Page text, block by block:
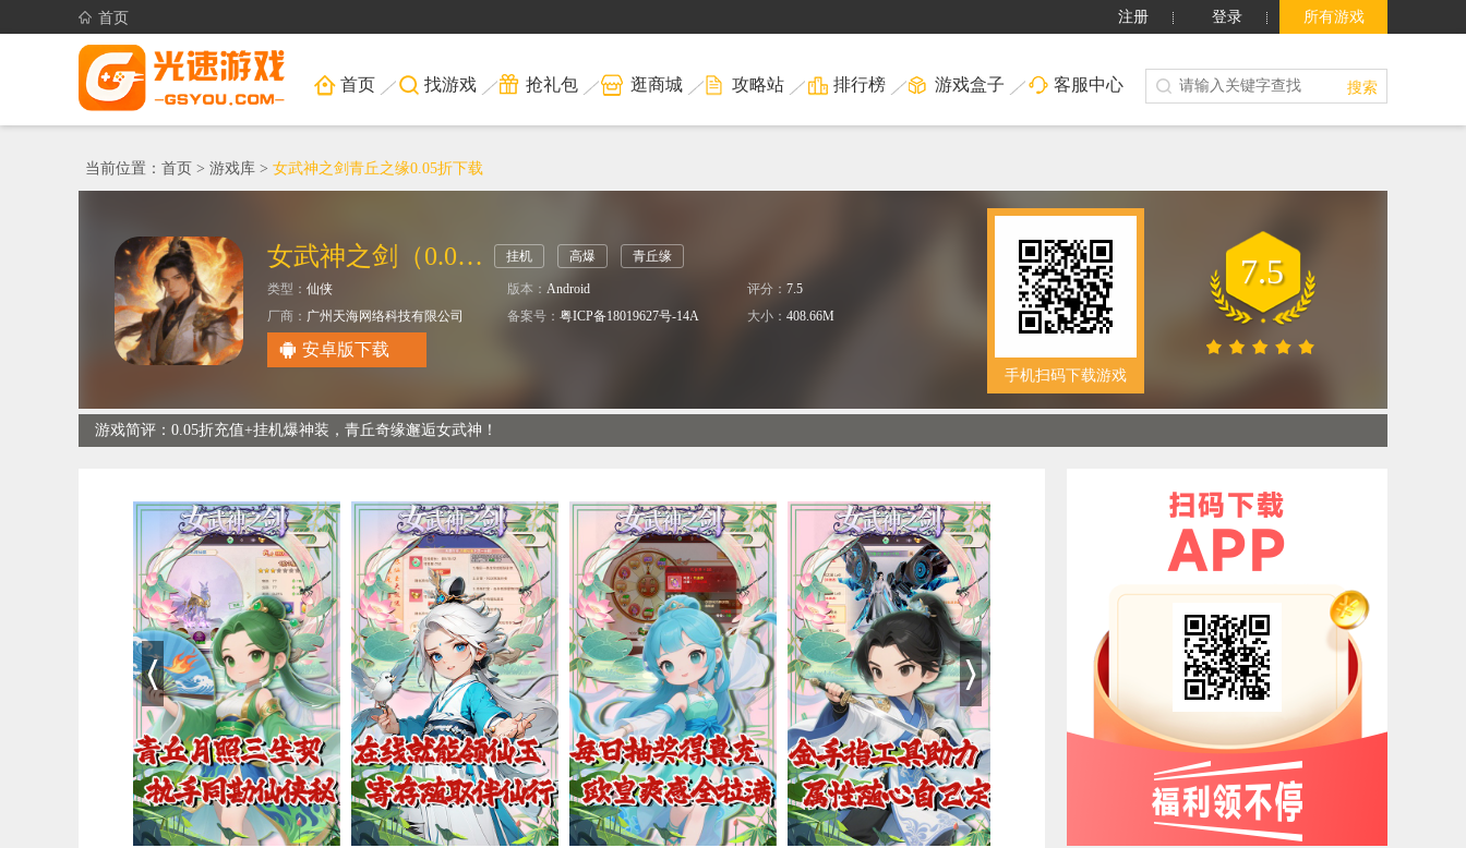
首页 注册 登录 所有游戏
首页 找游戏 抢礼包 逛商城 攻略站 排行榜 游戏盒子 客服中心 搜索
当前位置： 首页 > 游戏库 > 女武神之剑青丘之缘0.05折下载
女武神之剑（0.05折青丘之缘） 挂机 高爆 青丘缘
类型： 仙侠 版本： Android 评分： 7.5
厂商： 广州天海网络科技有限公司 备案号： 粤ICP备18019627号-14A 大小： 408.66M
安卓版下载
手机扫码下载游戏
7.5
游戏简评：0.05折充值+挂机爆神装，青丘奇缘邂逅女武神！